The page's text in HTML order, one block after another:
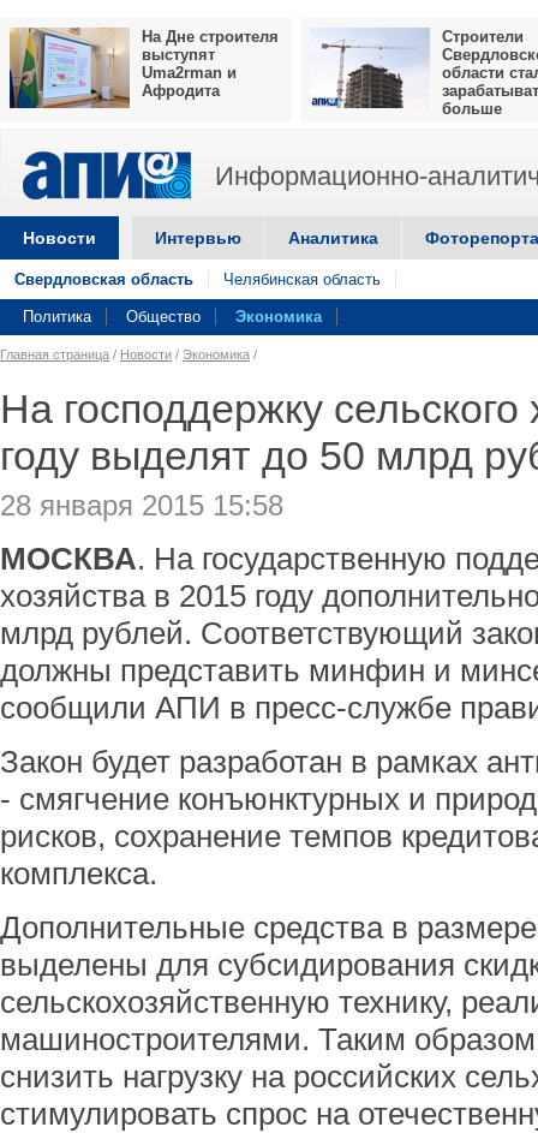
На Дне строителя
выступят
Uma2rman и
Афродита
Строители
области
больше
Информационно-
Новости Интервью Аналитика
Свердловская область Челябинская область
Политика Общество Экономика
Главная страница / Новости / Экономика /
На господдержку сельского
году выделят до 50 млрд
28 января 2015 15:58
МОСКВА. На государственную
хозяйства в 2015 году
млрд рублей. Соответствующий
должны представить минфин и
сообщили АПИ в пресс-службе
Закон будет разработан в рамках
- смягчение конъюнктурных и
рисков, сохранение темпов
комплекса.
Дополнительные средства в
выделены для субсидирования
сельскохозяйственную технику,
машиностроителями. Таким образом
снизить нагрузку на российских
стимулировать спрос на